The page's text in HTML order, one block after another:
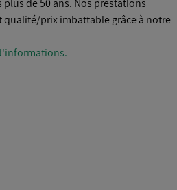
de 50 ans. Nos prestations
prix imbattable grâce à notre